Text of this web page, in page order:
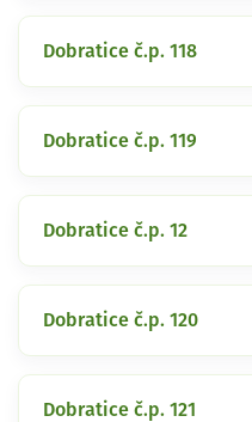
Dobratice č.p. 118
Dobratice č.p. 119
Dobratice č.p. 12
Dobratice č.p. 120
Dobratice č.p. 121